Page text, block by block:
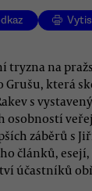
tryzna na
Grušu, která
s
osobností
záběrů s
článků,
účastníků